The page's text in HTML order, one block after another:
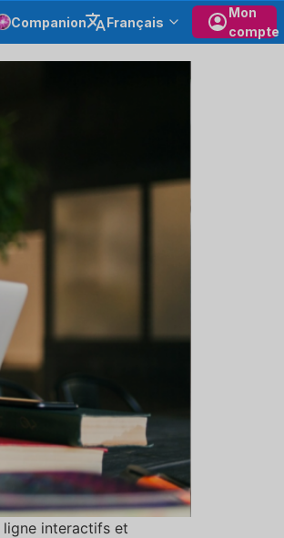
Companion Français
Mon
compte
ligne interactifs et